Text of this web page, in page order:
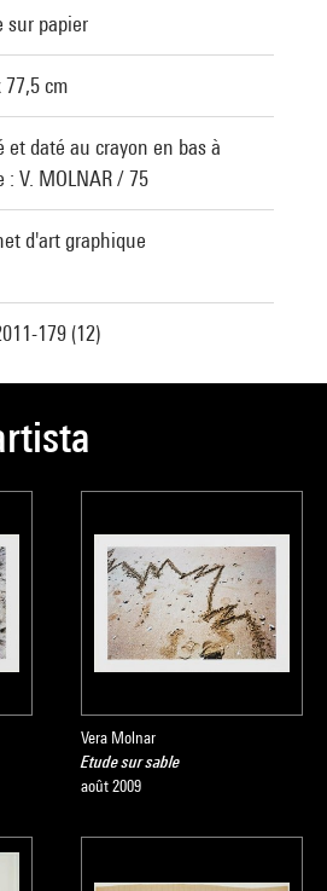
sur papier
77,5 cm
et daté au crayon en bas à
: V. MOLNAR / 75
d'art graphique
179 (12)
Vera Molnar
Etude sur sable
août 2009